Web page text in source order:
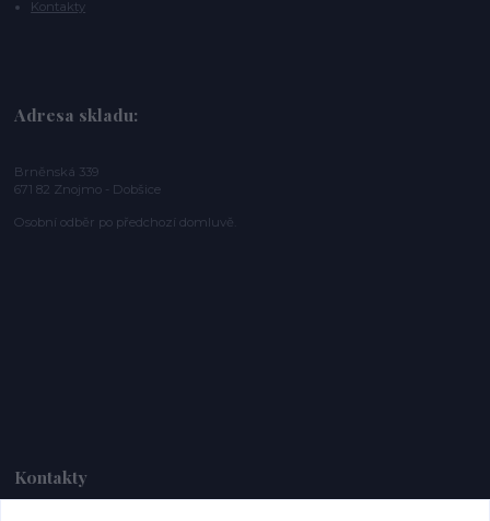
Kontakty
Adresa skladu:
Brněnská 339
671 82 Znojmo - Dobšice
Osobní odběr po předchozí domluvě.
Kontakty